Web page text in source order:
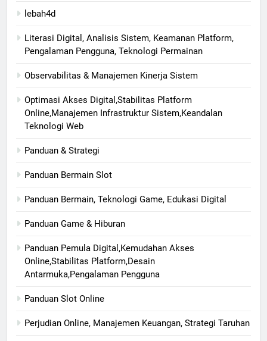
lebah4d
Literasi Digital, Analisis Sistem, Keamanan Platform,
Pengalaman Pengguna, Teknologi Permainan
Observabilitas & Manajemen Kinerja Sistem
Optimasi Akses Digital,Stabilitas Platform
Online,Manajemen Infrastruktur Sistem,Keandalan
Teknologi Web
Panduan & Strategi
Panduan Bermain Slot
Panduan Bermain, Teknologi Game, Edukasi Digital
Panduan Game & Hiburan
Panduan Pemula Digital,Kemudahan Akses
Online,Stabilitas Platform,Desain
Antarmuka,Pengalaman Pengguna
Panduan Slot Online
Perjudian Online, Manajemen Keuangan, Strategi Taruhan